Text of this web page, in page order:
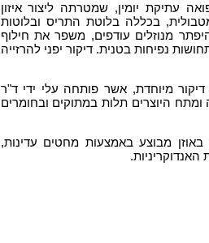
עתיקת יומין, שמטרתה ליצור איזון
בכללה בלוטת התריס ובלוטות
מנוזלים עודפים, משפר את חילוף
נפיחות בטנית. דיקור יפני להרזייה
מיוחדת, אשר פותחה עלי ידי ד"ר
היוצרים תלות במתוקים ובחומרים
באוזן מבוצע באמצעות מחטים עדינות,